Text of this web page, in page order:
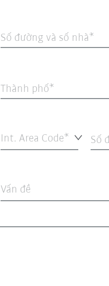
Số đường và số nhà
Thành phố
Int. Area Code* Số
Vấn đề